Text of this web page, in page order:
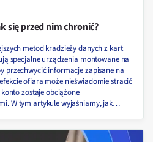
się przed nim chronić?
metod kradzieży danych z kart
specjalne urządzenia montowane na
przechwycić informacje zapisane na
ofiara może nieświadomie stracić
zostaje obciążone
W tym artykule wyjaśniamy, jak